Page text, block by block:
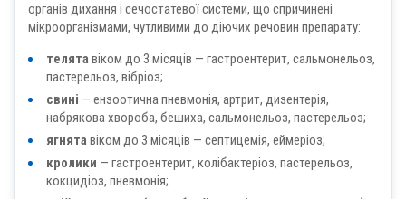
органів дихання і сечостатевої системи, що спричинені
мікроорганізмами, чутливими до діючих речовин препарату:
телятавіком до 3 місяців — гастроентерит, сальмонельоз,
пастерельоз, вібріоз;
свині — ензоотична пневмонія, артрит, дизентерія,
набрякова хвороба, бешиха, сальмонельоз, пастерельоз;
ягнятавіком до 3 місяців — септицемія, еймеріоз;
кролики — гастроентерит, колібактеріоз, пастерельоз,
кокцидіоз, пневмонія;